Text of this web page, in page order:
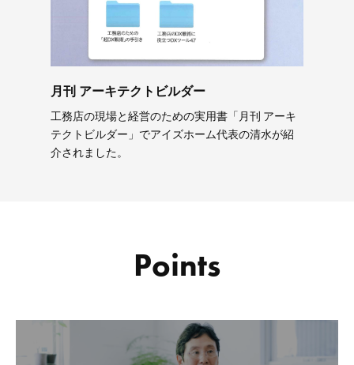
月刊 アーキテクトビルダー
工務店の現場と経営のための実用書「月刊 アーキ
テクトビルダー」でアイズホーム代表の清水が紹
介されました。
Points